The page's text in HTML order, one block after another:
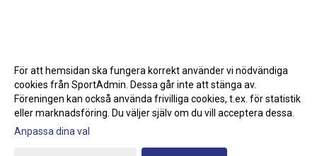
Gå till Webbversion
För att hemsidan ska fungera korrekt använder vi nödvändiga
cookies från SportAdmin. Dessa går inte att stänga av.
Föreningen kan också använda frivilliga cookies, t.ex. för statistik
eller marknadsföring. Du väljer själv om du vill acceptera dessa.
Anpassa dina val